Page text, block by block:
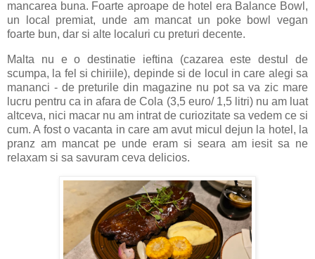
mancarea buna. Foarte aproape de hotel era Balance Bowl,
un local premiat, unde am mancat un poke bowl vegan
foarte bun, dar si alte localuri cu preturi decente.
Malta nu e o destinatie ieftina (cazarea este destul de
scumpa, la fel si chiriile), depinde si de locul in care alegi sa
mananci - de preturile din magazine nu pot sa va zic mare
lucru pentru ca in afara de Cola (3,5 euro/ 1,5 litri) nu am luat
altceva, nici macar nu am intrat de curiozitate sa vedem ce si
cum. A fost o vacanta in care am avut micul dejun la hotel, la
pranz am mancat pe unde eram si seara am iesit sa ne
relaxam si sa savuram ceva delicios.